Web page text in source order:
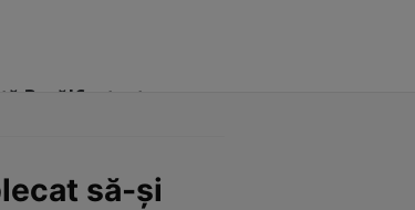
Bună!Contact
să-și